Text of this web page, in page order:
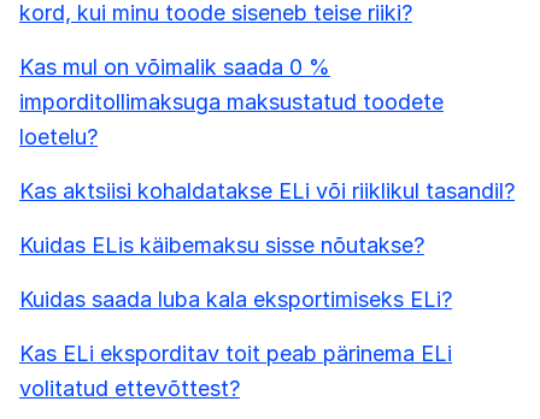
kord, kui minu toode siseneb teise riiki?
Kas mul on võimalik saada 0 %
imporditollimaksuga maksustatud toodete
loetelu?
Kas aktsiisi kohaldatakse ELi või riiklikul tasandil?
Kuidas ELis käibemaksu sisse nõutakse?
Kuidas saada luba kala eksportimiseks ELi?
Kas ELi eksporditav toit peab pärinema ELi
volitatud ettevõttest?